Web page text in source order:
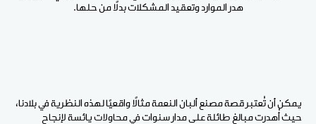
هدر الموارد وتعقيد المشكلات بدلًا من حلها.
يمكن أن تُعتبر قصة مصنع ألبان النعمة مثالًا واقعيًا لهذه النظرية في بلادنا،
حيث أُهدرت مبالغ طائلة على مدار سنوات في محاولات يائسة لإنجاح